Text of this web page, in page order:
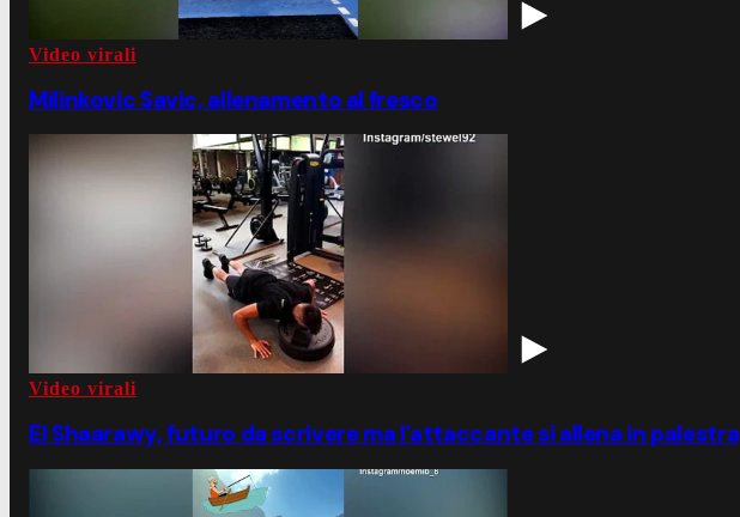
Video virali
Milinkovic Savic, allenamento al fresco
Video virali
El Shaarawy, futuro da scrivere ma l'attaccante si allena in palestra